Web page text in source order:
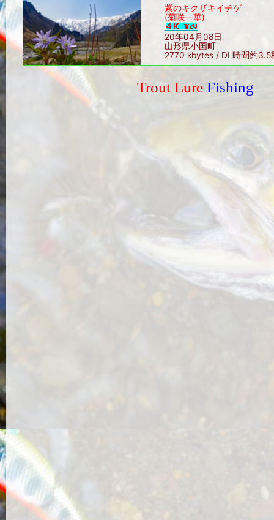
紫のキクザキイチゲ
(菊咲一華)
20年04月08日
山形県小国町
2770 kbytes / DL時間約3.5
Trout Lure Fishing